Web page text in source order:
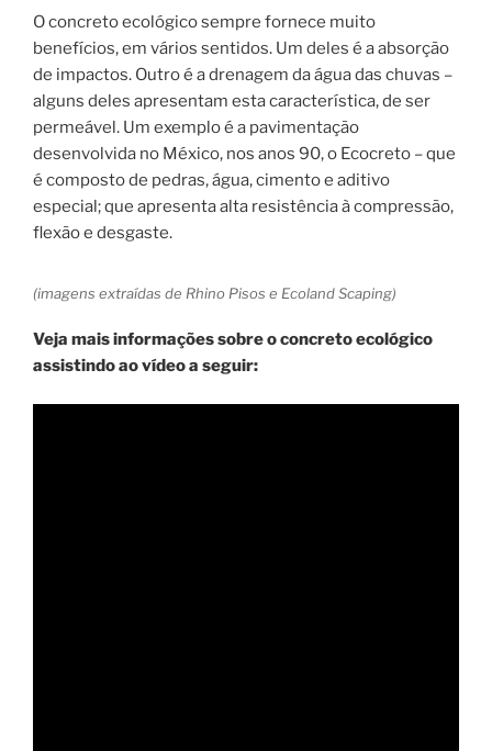
O concreto ecológico sempre fornece muito
benefícios, em vários sentidos. Um deles é a absorção
de impactos. Outro é a drenagem da água das chuvas –
alguns deles apresentam esta característica, de ser
permeável. Um exemplo é a pavimentação
desenvolvida no México, nos anos 90, o Ecocreto – que
é composto de pedras, água, cimento e aditivo
especial; que apresenta alta resistência à compressão,
flexão e desgaste.
(imagens extraídas de Rhino Pisos e Ecoland Scaping)
Veja mais informações sobre o concreto ecológico
assistindo ao vídeo a seguir: